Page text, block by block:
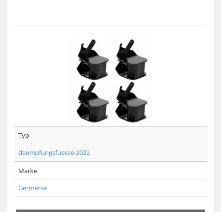
Typ
daempfungsfuesse-2022
Marke
Germerse